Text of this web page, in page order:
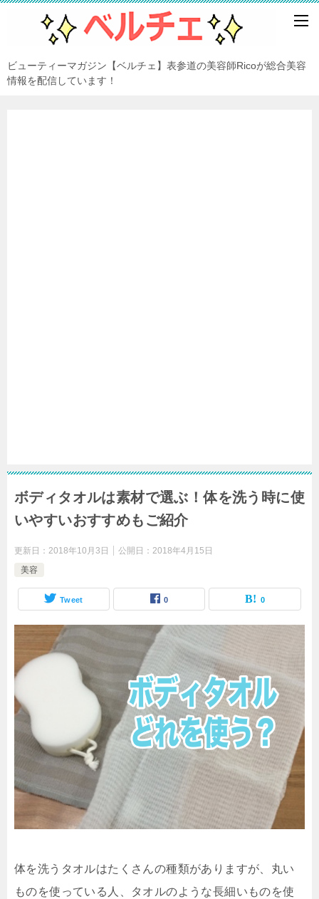
ビューティーマガジン【ベルチェ】表参道の美容師Ricoが総合美容
情報を配信しています！
ボディタオルは素材で選ぶ！体を洗う時に使
いやすいおすすめもご紹介
更新日： 2018年10月3日 公開日： 2018年4月15日
美容
Tweet 0 0
体を洗うタオルはたくさんの種類がありますが、丸い
ものを使っている人、タオルのような長細いものを使